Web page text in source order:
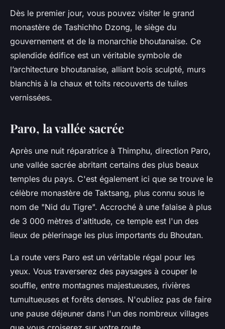
Dès le premier jour, vous pouvez visiter le grand
monastère de Tashichho Dzong, le siège du
gouvernement et de la monarchie bhoutanaise. Ce
splendide édifice est un véritable symbole de
l’architecture bhoutanaise, alliant bois sculpté, murs
blanchis à la chaux et toits recouverts de tuiles
vernissées.
Paro, la vallée sacrée
Après une nuit réparatrice à Thimphu, direction Paro,
une vallée sacrée abritant certains des plus beaux
temples du pays. C'est également ici que se trouve le
célèbre monastère de Taktsang, plus connu sous le
nom de "Nid du Tigre". Accroché à une falaise à plus
de 3 000 mètres d'altitude, ce temple est l'un des
lieux de pèlerinage les plus importants du Bhoutan.
La route vers Paro est un véritable régal pour les
yeux. Vous traverserez des paysages à couper le
souffle, entre montagnes majestueuses, rivières
tumultueuses et forêts denses. N'oubliez pas de faire
une pause déjeuner dans l'un des nombreux villages